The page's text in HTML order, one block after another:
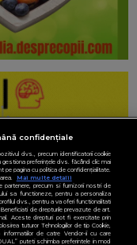
confidențiale
dvs., precum identificatorii cookie
gestiona preferințele dvs. făcând clic mai
pe pagina cu politica de confidențialitate.
Mai multe detalii
partenere, precum si furnizorii nostri de
sa functioneze, pentru a personaliza
dvs., pentru a va oferi functionalitati
de drepturile prevazute de art.
Aceste drepturi pot fi exercitate prin
tuturor Tehnologiilor de tip Cookie,
de catre Vendor-ii cu care
puteti schimba preferintele in mod